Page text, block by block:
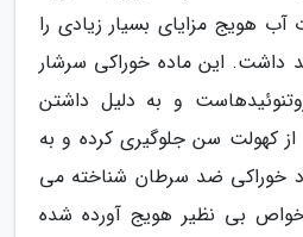
هویج مزایای بسیار زیادی را
داشت. این ماده خوراکی سرشار
و به دلیل داشتن
کهولت سن جلوگیری کرده و به
خوراکی ضد سرطان شناخته می
بی نظیر هویج آورده شده